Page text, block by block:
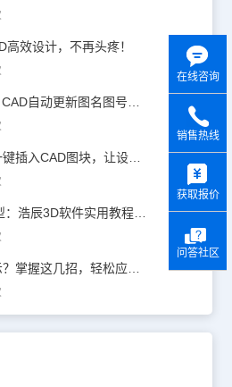
效设计，不再头疼！
告别低效手动编号，CAD自动更新图名图号轻松搞定！
浩辰CAD看图王：一键插入CAD图块，让设计更高效！
高效创建椅子3D模型：浩辰3D软件实用教程分享！
CAD打印文字不显示？掌握这几招，轻松应对！
在线咨询
销售热线
获取报价
问答社区